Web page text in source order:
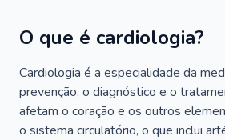
O que é cardiologia?
Cardiologia é a especialidade da
prevenção, o diagnóstico e o
afetam o coração e os outros
o sistema circulatório, o que inclui